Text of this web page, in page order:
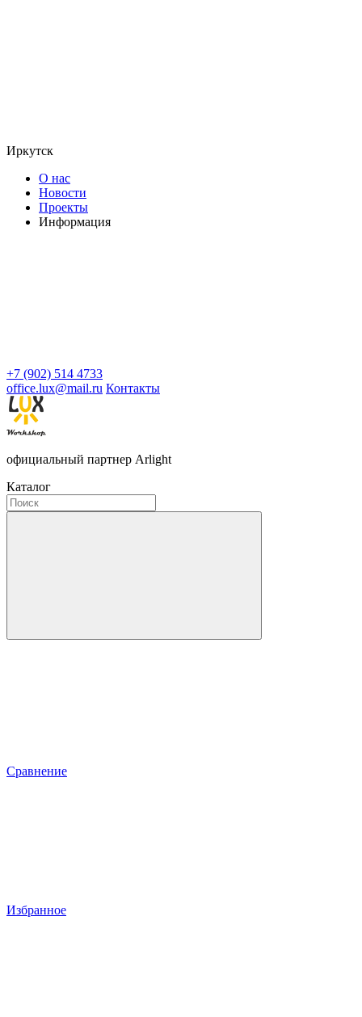
Иркутск
О нас
Новости
Проекты
Информация
+7 (902) 514 4733
office.lux@mail.ru Контакты
официальный партнер Arlight
Каталог
Сравнение
Избранное